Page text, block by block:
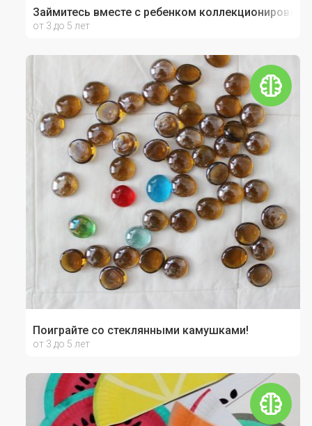
Займитесь вместе с ребенком
от 3 до 5 лет
Поиграйте со стеклянными камушками!
от 3 до 5 лет